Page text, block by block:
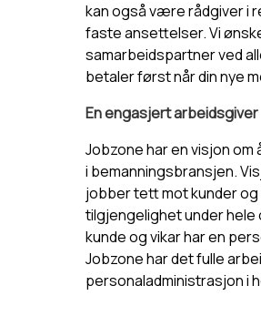
kan også være rådgiver i
faste ansettelser. Vi
samarbeidspartner ved
betaler først når din nye
En engasjert arbeidsgiver
Jobzone har en visjon
i bemanningsbransjen.
jobber tett mot kunder og
tilgjengelighet under
kunde og vikar har en
Jobzone har det fulle
personaladministrasjon i